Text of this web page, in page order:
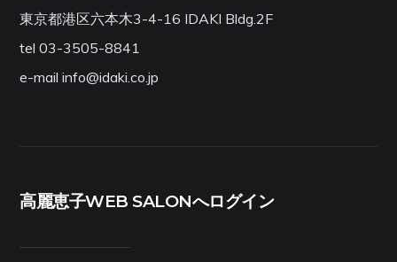
東京都港区六本木3-4-16 IDAKI Bldg.2F
tel 03-3505-8841
e-mail info@idaki.co.jp
高麗恵子WEB SALONへログイン